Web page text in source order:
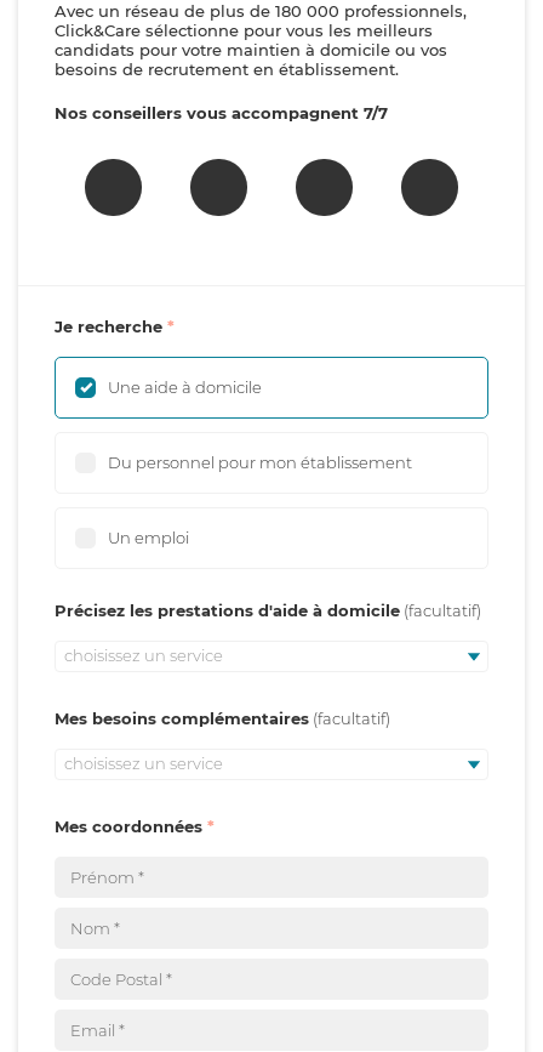
Avec un réseau de plus de 180 000 professionnels,
Click&Care sélectionne pour vous les meilleurs
candidats pour votre maintien à domicile ou vos
besoins de recrutement en établissement.
Nos conseillers vous accompagnent 7/7
Je recherche
Une aide à domicile
Du personnel pour mon établissement
Un emploi
Précisez les prestations d'aide à domicile
choisissez un service
Mes besoins complémentaires
choisissez un service
Mes coordonnées